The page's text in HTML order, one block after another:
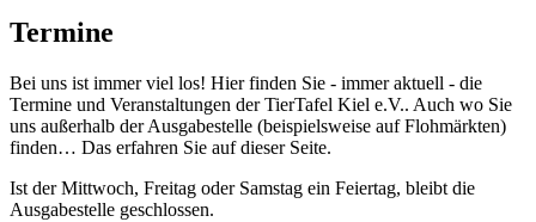
Termine
Bei uns ist immer viel los! Hier finden Sie - immer aktuell - die
Termine und Veranstaltungen der TierTafel Kiel e.V.. Auch wo Sie
uns außerhalb der Ausgabestelle (beispielsweise auf Flohmärkten)
finden… Das erfahren Sie auf dieser Seite.
Ist der Mittwoch, Freitag oder Samstag ein Feiertag, bleibt die
Ausgabestelle geschlossen.